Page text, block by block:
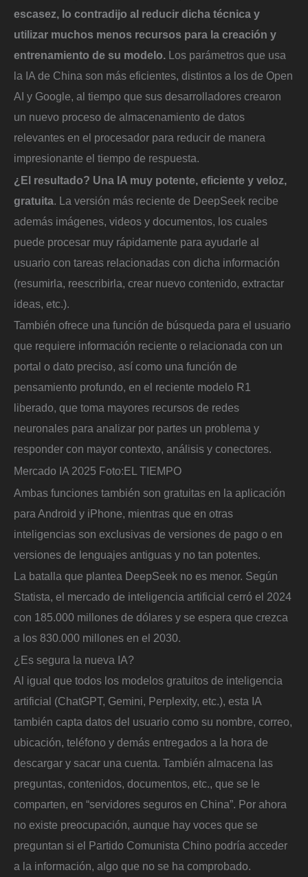
escasez, lo contradijo al reducir dicha técnica y
utilizar muchos menos recursos para la creación y
entrenamiento de su modelo. Los parámetros que usa
la IA de China son más eficientes, distintos a los de Open
AI y Google, al tiempo que sus desarrolladores crearon
un nuevo proceso de almacenamiento de datos
relevantes en el procesador para reducir de manera
impresionante el tiempo de respuesta.
¿El resultado? Una IA muy potente, eficiente y veloz,
gratuita . La versión más reciente de DeepSeek recibe
además imágenes, videos y documentos, los cuales
puede procesar muy rápidamente para ayudarle al
usuario con tareas relacionadas con dicha información
(resumirla, reescribirla, crear nuevo contenido, extractar
ideas, etc.).
También ofrece una función de búsqueda para el usuario
que requiere información reciente o relacionada con un
portal o dato preciso, así como una función de
pensamiento profundo, en el reciente modelo R1
liberado, que toma mayores recursos de redes
neuronales para analizar por partes un problema y
responder con mayor contexto, análisis y conectores.
Mercado IA 2025 Foto:EL TIEMPO
Ambas funciones también son gratuitas en la aplicación
para Android y iPhone, mientras que en otras
inteligencias son exclusivas de versiones de pago o en
versiones de lenguajes antiguas y no tan potentes.
La batalla que plantea DeepSeek no es menor. Según
Statista, el mercado de inteligencia artificial cerró el 2024
con 185.000 millones de dólares y se espera que crezca
a los 830.000 millones en el 2030.
¿Es segura la nueva IA?
Al igual que todos los modelos gratuitos de inteligencia
artificial (ChatGPT, Gemini, Perplexity, etc.), esta IA
también capta datos del usuario como su nombre, correo,
ubicación, teléfono y demás entregados a la hora de
descargar y sacar una cuenta. También almacena las
preguntas, contenidos, documentos, etc., que se le
comparten, en “servidores seguros en China”. Por ahora
no existe preocupación, aunque hay voces que se
preguntan si el Partido Comunista Chino podría acceder
a la información, algo que no se ha comprobado.